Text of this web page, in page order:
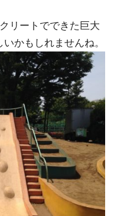
リートでできた巨大
かもしれませんね。